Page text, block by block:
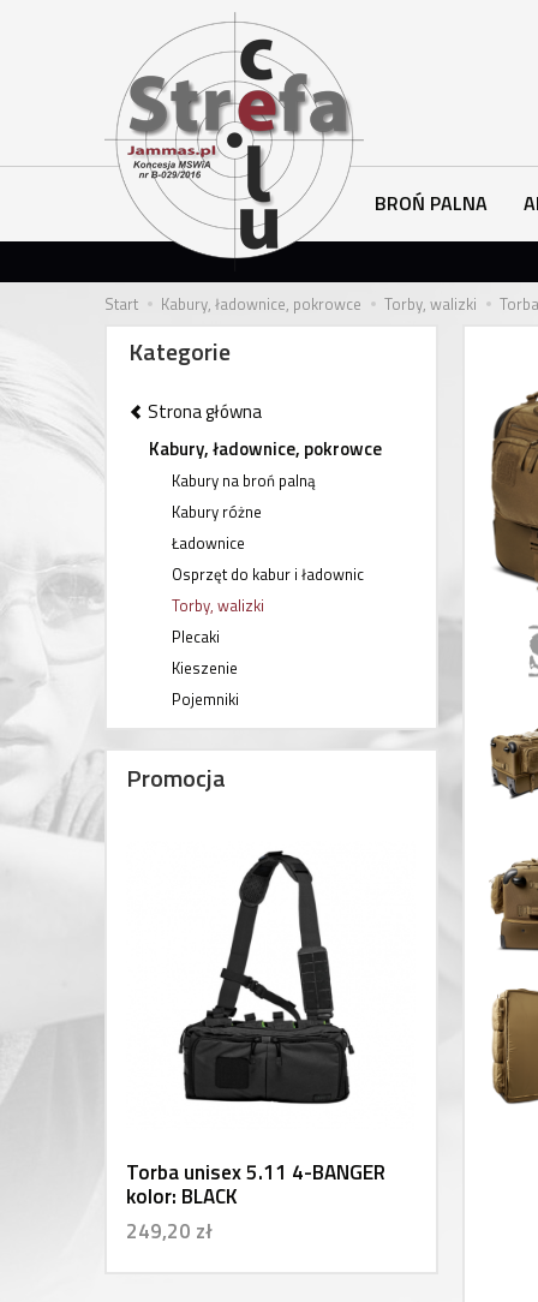
BROŃ PALNA
Start Kabury, ładownice, pokrowce Torby, walizki
Kategorie
Strona główna
Kabury, ładownice, pokrowce
Kabury na broń palną
Kabury różne
Ładownice
Osprzęt do kabur i ładownic
Torby, walizki
Plecaki
Kieszenie
Pojemniki
Promocja
Torba unisex 5.11 4-BANGER
kolor: BLACK
249,20 zł